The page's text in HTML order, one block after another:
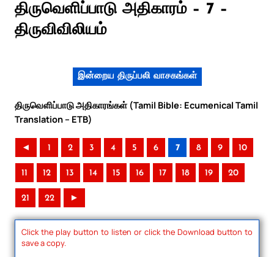
திருவெளிப்பாடு அதிகாரம் – 7 –
திருவிவிலியம்
இன்றைய திருப்பலி வாசகங்கள்
திருவெளிப்பாடு அதிகாரங்கள் (Tamil Bible: Ecumenical Tamil
Translation – ETB)
◄ 1 2 3 4 5 6 7 8 9 10
11 12 13 14 15 16 17 18 19 20
21 22 ►
Click the play button to listen or click the Download button to
save a copy.